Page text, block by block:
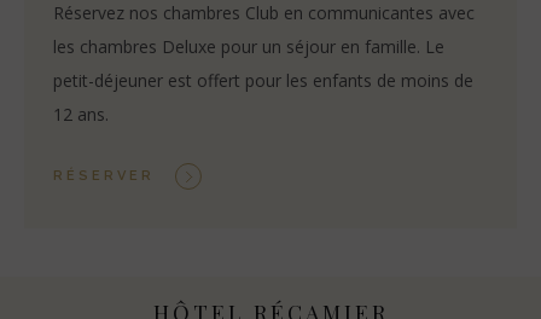
Réservez nos chambres Club en communicantes avec
les chambres Deluxe pour un séjour en famille. Le
petit-déjeuner est offert pour les enfants de moins de
12 ans.
RÉSERVER